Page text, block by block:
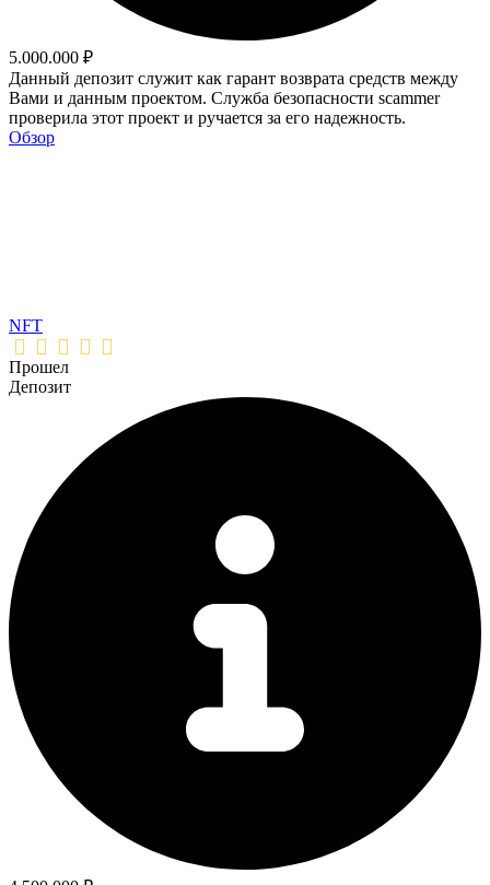
5.000.000 ₽
Данный депозит служит как гарант возврата средств между
Вами и данным проектом. Служба безопасности scammer
проверила этот проект и ручается за его надежность.
Обзор
NFT
Прошел
Депозит